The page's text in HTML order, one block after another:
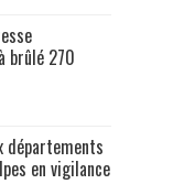
brûlé 270
départements
en vigilance